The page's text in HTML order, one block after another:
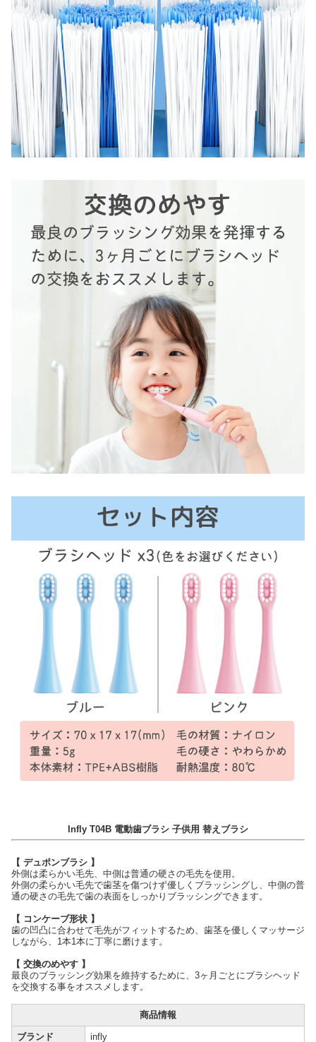
Infly T04B 電動歯ブラシ 子供用 替えブラシ
【 デュポンブラシ 】
外側は柔らかい毛先、中側は普通の硬さの毛先を使用。
外側の柔らかい毛先で歯茎を傷つけず優しくブラッシングし、中側の普
通の硬さの毛先で歯の表面をしっかりブラッシングできます。
【 コンケーブ形状 】
歯の凹凸に合わせて毛先がフィットするため、歯茎を優しくマッサージ
しながら、1本1本に丁寧に磨けます。
【 交換のめやす 】
最良のブラッシング効果を維持するために、3ヶ月ごとにブラシヘッド
を交換する事をオススメします。
商品情報
ブランド infly